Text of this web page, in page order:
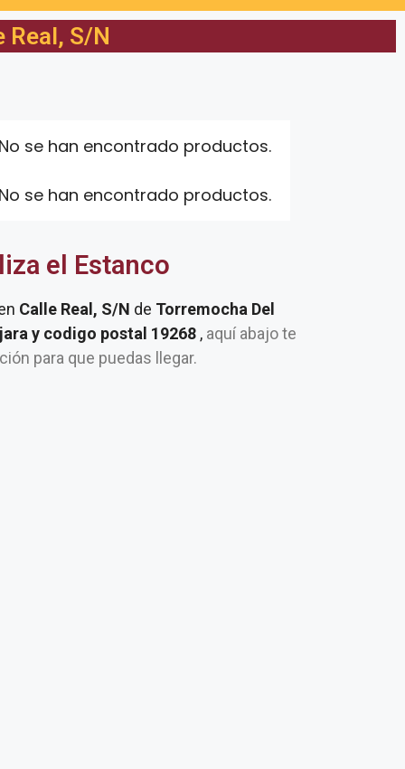
Real, S/N
No se han encontrado productos.
No se han encontrado productos.
el Estanco
Calle Real, S/N de Torremocha Del
y codigo postal 19268 , aquí abajo te
para que puedas llegar.